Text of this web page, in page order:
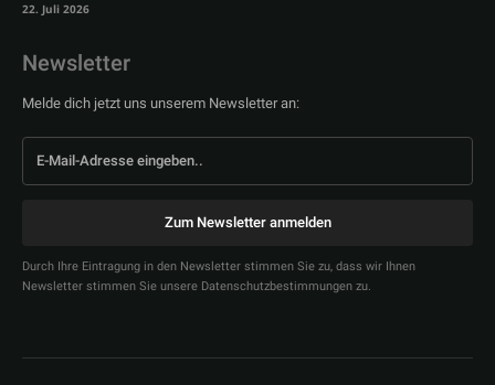
22. Juli 2026
Newsletter
Melde dich jetzt uns unserem Newsletter an:
Zum Newsletter anmelden
Durch Ihre Eintragung in den Newsletter stimmen Sie zu, dass wir Ihnen
Newsletter stimmen Sie unsere Datenschutzbestimmungen zu.